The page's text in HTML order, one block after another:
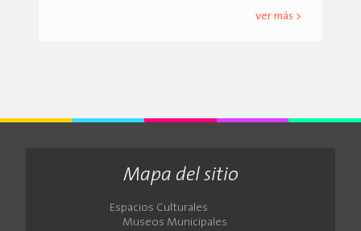
ver más >
Mapa del sitio
Espacios Culturales
Museos Municipales